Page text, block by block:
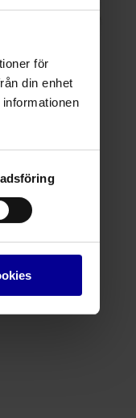
för
din enhet
Dela